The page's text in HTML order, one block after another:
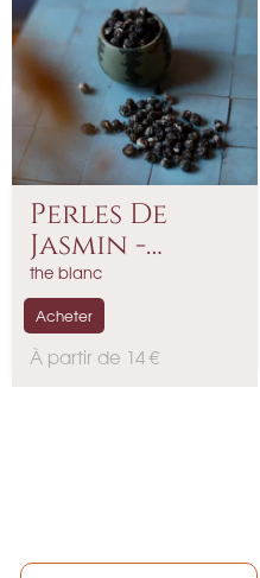
Perles De
Jasmin -
Grand Cru
the blanc
P
À partir de 14 €
Acheter